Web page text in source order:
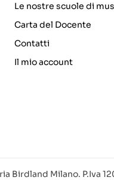
Le nostre scuole di
Carta del Docente
Contatti
Il mio account
Birdland Milano. P.Iva